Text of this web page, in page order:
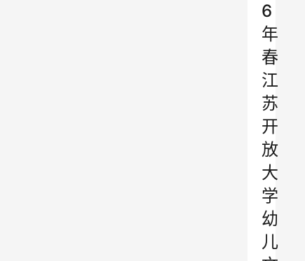
6
年
春
江
苏
开
放
大
学
幼
儿